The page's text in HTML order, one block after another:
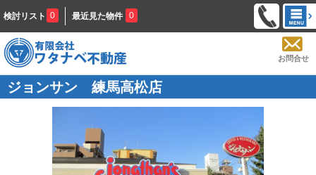
検討リスト 0 最近見た物件 0
お問合せ
ジョンサン 練馬高松店